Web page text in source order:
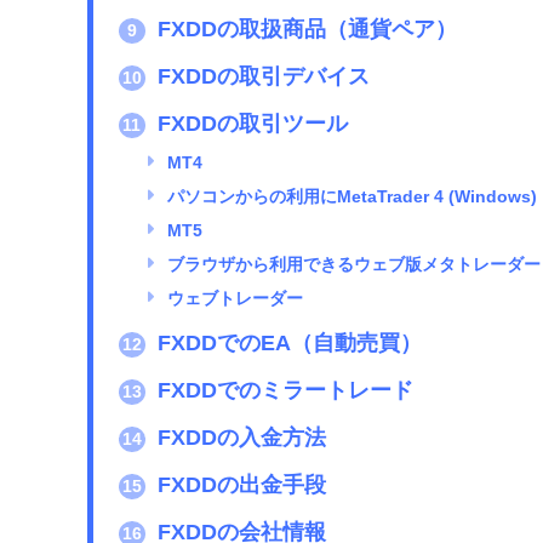
9 FXDDの取扱商品（通貨ペア）
10 FXDDの取引デバイス
11 FXDDの取引ツール
MT4
パソコンからの利用にMetaTrader 4 (Windows)
MT5
ブラウザから利用できるウェブ版メタトレーダ
ウェブトレーダー
12 FXDDでのEA（自動売買）
13 FXDDでのミラートレード
14 FXDDの入金方法
15 FXDDの出金手段
16 FXDDの会社情報